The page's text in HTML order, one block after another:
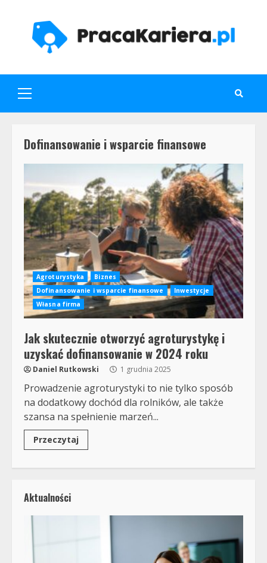
content
Primary
Menu
Dofinansowanie i wsparcie finansowe
Agroturystyka
Biznes
Dofinansowanie i wsparcie finansowe
Inwestycje
Własna firma
Jak skutecznie otworzyć agroturystykę i
uzyskać dofinansowanie w 2024 roku
Daniel Rutkowski 1 grudnia 2025
Prowadzenie agroturystyki to nie tylko sposób
na dodatkowy dochód dla rolników, ale także
szansa na spełnienie marzeń...
Przeczytaj
Aktualności